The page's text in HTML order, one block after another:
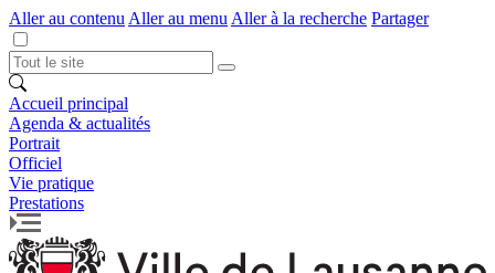
Aller au contenu Aller au menu Aller à la recherche Partager
Accueil principal
Agenda & actualités
Portrait
Officiel
Vie pratique
Prestations